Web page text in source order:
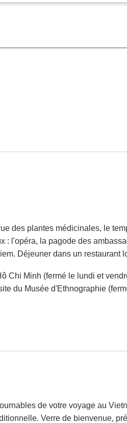
des plantes médicinales, le
l'opéra, la pagode des
Déjeuner dans un restaurant
Chi Minh (fermé le lundi et
du Musée d'Ethnographie
de votre voyage au
Verre de bienvenue,